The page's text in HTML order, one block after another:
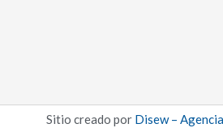
Sitio creado por Disew –